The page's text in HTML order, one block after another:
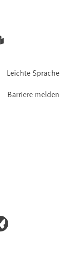
Leichte Sprache
Barriere melden